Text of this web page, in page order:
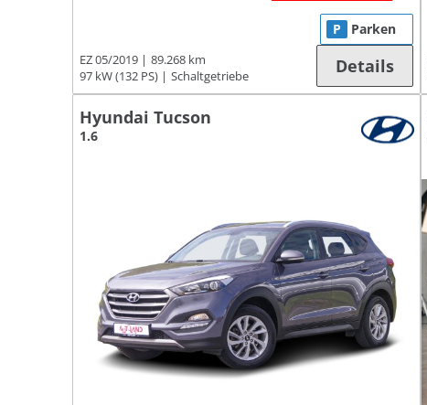
EZ 05/2019
89.268 km
97 kW (132 PS)
Schaltgetriebe
P Parken
Details
Hyundai Tucson
1.6